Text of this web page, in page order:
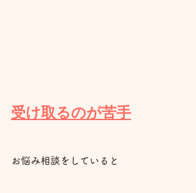
受け取るのが苦手
お悩み相談をしていると